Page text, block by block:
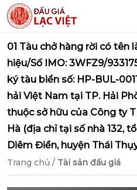
01 Tàu chở hàng rời có tên
hiệu/Số IMO: 3WFZ9/
ký tàu biển số: HP-BUL-
hải Việt Nam tại TP. Hải
thuộc sở hữu của Công ty
Hà (địa chỉ tại số nhà 132,
Diêm Điền, huyện Thái
Trang chủ / Tài sản đấu giá